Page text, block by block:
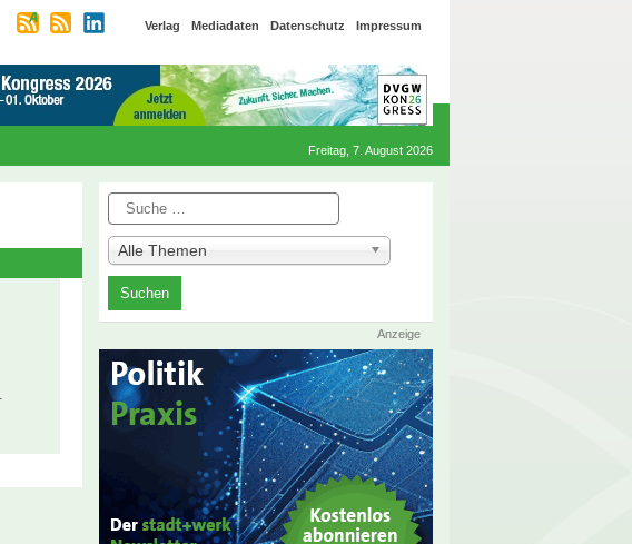
Verlag Mediadaten Datenschutz Impressum
Freitag, 7. August 2026
Suche
Alle Themen
Anzeige